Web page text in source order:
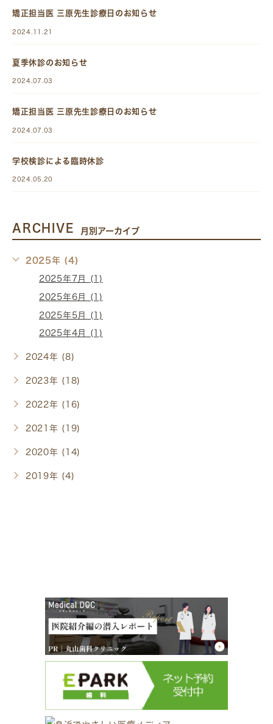
矯正担当医 三原先生診療日のお知らせ
2024.11.21
夏季休診のお知らせ
2024.07.03
矯正担当医 三原先生診療日のお知らせ
2024.07.03
学校検診による臨時休診
2024.05.20
ARCHIVE 月別アーカイブ
2025年 (4)
2025年7月 (1)
2025年6月 (1)
2025年5月 (1)
2025年4月 (1)
2024年 (8)
2023年 (18)
2022年 (16)
2021年 (19)
2020年 (14)
2019年 (4)